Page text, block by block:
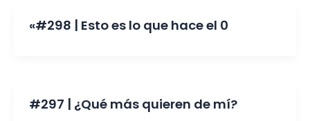
«#298 | Esto es lo que hace el 0
#297 | ¿Qué más quieren de mí?